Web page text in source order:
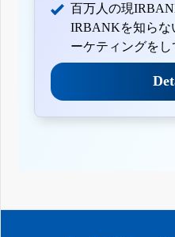
百万人の現
IRBANKを知らな
ーケティングをし